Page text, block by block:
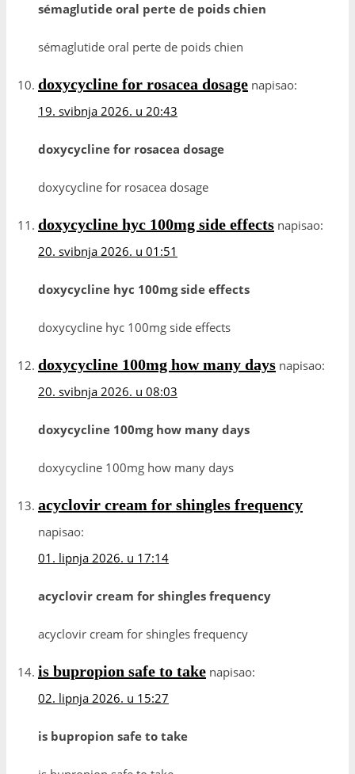
sémaglutide oral perte de poids chien
sémaglutide oral perte de poids chien
doxycycline for rosacea dosage napisao:
19. svibnja 2026. u 20:43
doxycycline for rosacea dosage
doxycycline for rosacea dosage
doxycycline hyc 100mg side effects napisao:
20. svibnja 2026. u 01:51
doxycycline hyc 100mg side effects
doxycycline hyc 100mg side effects
doxycycline 100mg how many days napisao:
20. svibnja 2026. u 08:03
doxycycline 100mg how many days
doxycycline 100mg how many days
acyclovir cream for shingles frequency
napisao:
01. lipnja 2026. u 17:14
acyclovir cream for shingles frequency
acyclovir cream for shingles frequency
is bupropion safe to take napisao:
02. lipnja 2026. u 15:27
is bupropion safe to take